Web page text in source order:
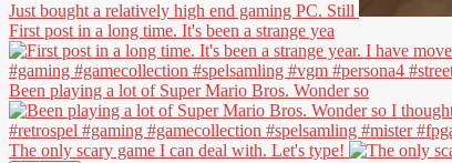
Just bought a relatively high end gaming PC. Still
First post in a long time. It's been a strange yea
Been playing a lot of Super Mario Bros. Wonder so
The only scary game I can deal with. Let's type!